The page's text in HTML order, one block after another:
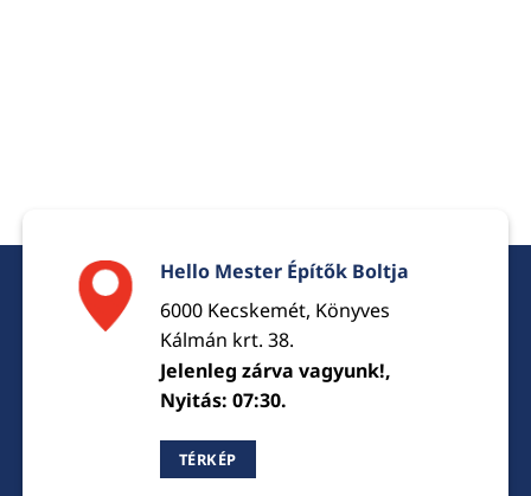
Hello Mester Építők Boltja
6000 Kecskemét, Könyves
Kálmán krt. 38.
Jelenleg zárva vagyunk!,
Nyitás: 07:30.
TÉRKÉP